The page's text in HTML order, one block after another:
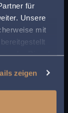
für
Unsere
mit
der Dienste
zeigen
Lesen
Suche